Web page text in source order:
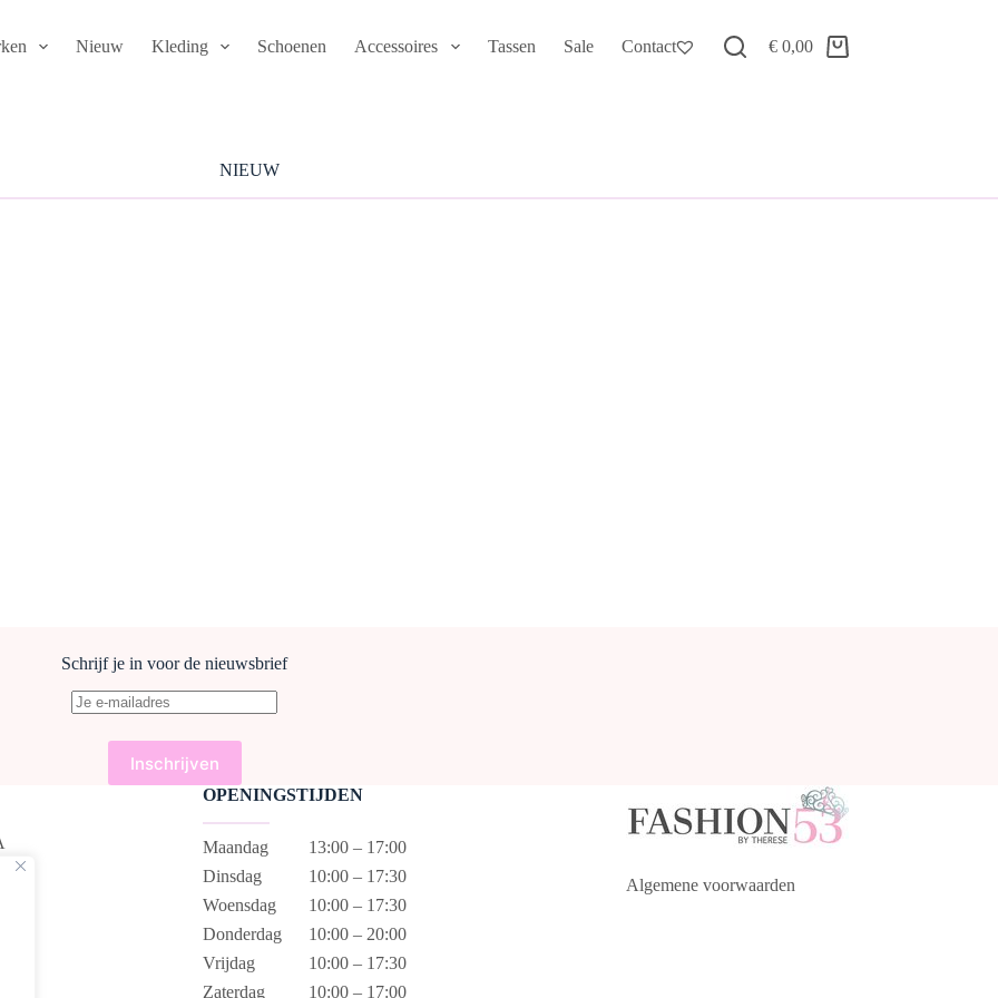
Nieuw Kleding Schoenen Accessoires Tassen Sale Contact Winkelwagen
€ 0,00
NIEUW
Schrijf je in voor de nieuwsbrief
OPENINGSTIJDEN
Maandag
13:00 – 17:00
Dinsdag
10:00 – 17:30
Woensdag
10:00 – 17:30
Donderdag
10:00 – 20:00
Vrijdag
10:00 – 17:30
Zaterdag
10:00 – 17:00
Algemene voorwaarden